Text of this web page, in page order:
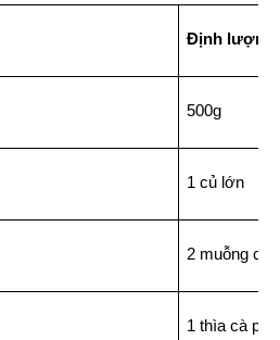
Định lượng
500g
1 củ lớn
2 muỗng
1 thìa cà phê